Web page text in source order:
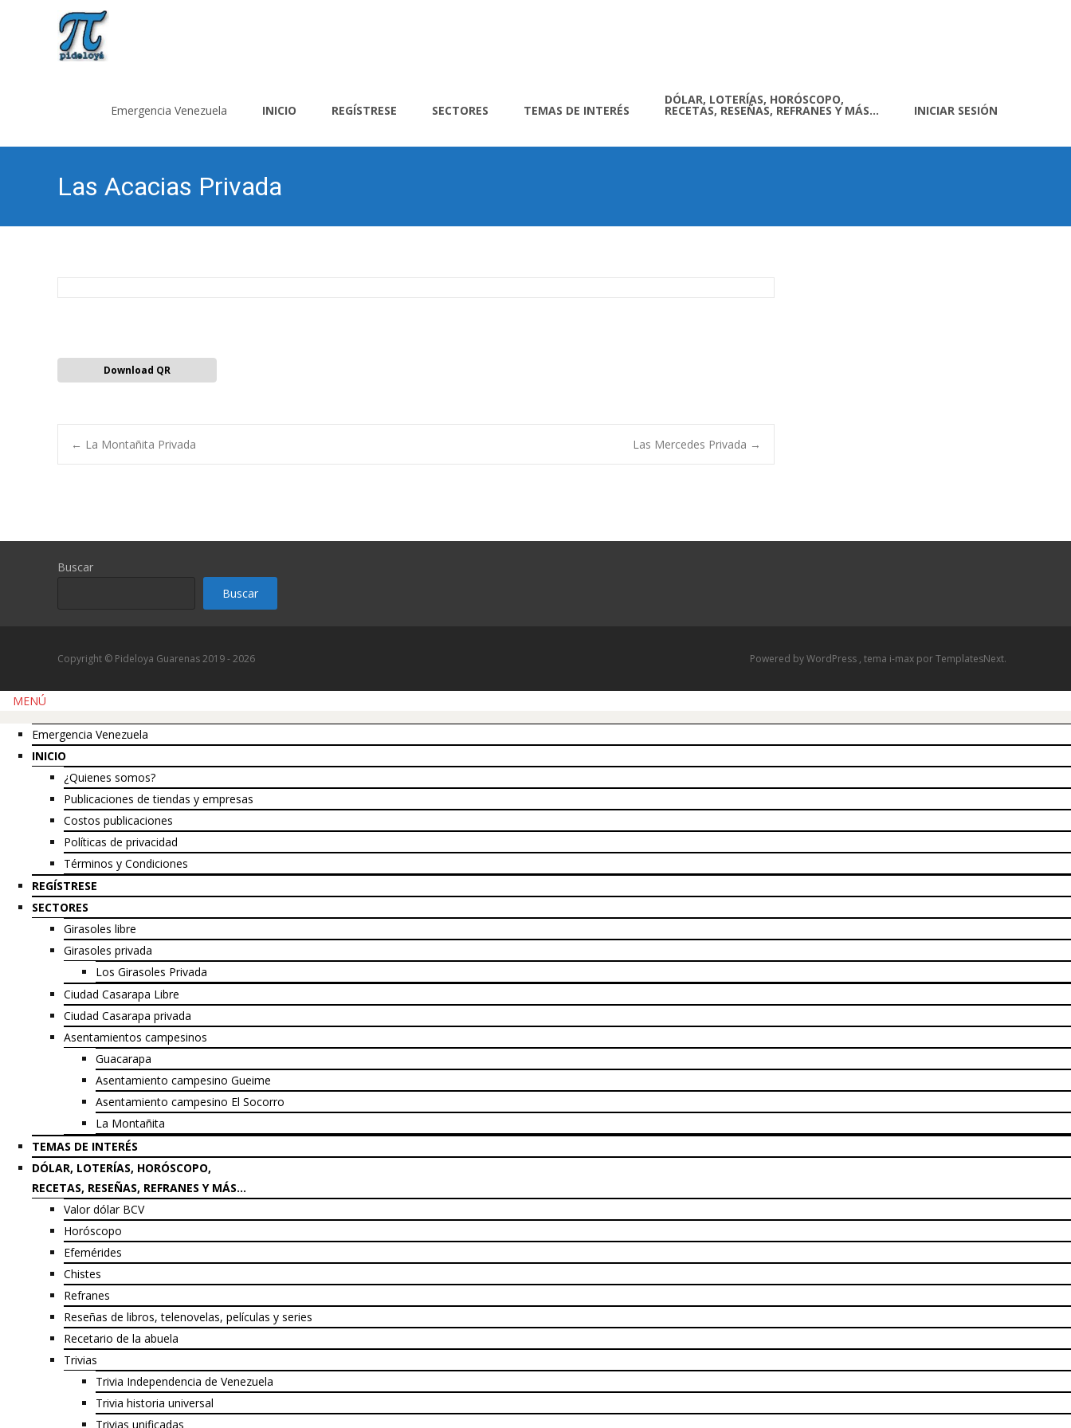
contenido
Emergencia Venezuela INICIO REGÍSTRESE SECTORES TEMAS DE INTERÉS
DÓLAR, LOTERÍAS, HORÓSCOPO,
RECETAS, RESEÑAS, REFRANES Y MÁS… INICIAR SESIÓN
Las Acacias Privada
Download QR
Navegación
entradas
← La Montañita Privada Las Mercedes Privada →
Buscar
Buscar
Copyright © Pideloya Guarenas 2019 - 2026 Powered by WordPress , tema i-max por TemplatesNext.
ScrollMENÚ
Emergencia Venezuela
INICIO
¿Quienes somos?
Publicaciones de tiendas y empresas
Costos publicaciones
Políticas de privacidad
Términos y Condiciones
REGÍSTRESE
SECTORES
Girasoles libre
Girasoles privada
Los Girasoles Privada
Ciudad Casarapa Libre
Ciudad Casarapa privada
Asentamientos campesinos
Guacarapa
Asentamiento campesino Gueime
Asentamiento campesino El Socorro
La Montañita
TEMAS DE INTERÉS
DÓLAR, LOTERÍAS, HORÓSCOPO,
RECETAS, RESEÑAS, REFRANES Y MÁS…
Valor dólar BCV
Horóscopo
Efemérides
Chistes
Refranes
Reseñas de libros, telenovelas, películas y series
Recetario de la abuela
Trivias
Trivia Independencia de Venezuela
Trivia historia universal
Trivias unificadas